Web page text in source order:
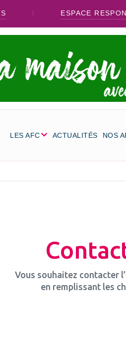
ESPACE
LES AFC ACTUALITÉS NOS
Vous souhaitez contacter
en remplissant les